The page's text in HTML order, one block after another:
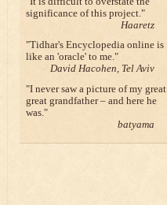
significance of this project.
Haaretz
Tidhar's Encyclopedia online is
like an 'oracle' to me.
David Hacohen, Tel Aviv
I never saw a picture of my great
great grandfather – and here he
was.
batyama